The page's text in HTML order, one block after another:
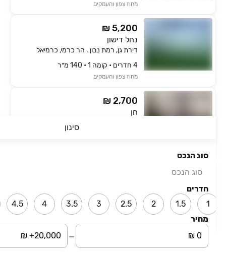
סינון
סוג הנכס
סוג הנכס
חדרים
1
1.5
2
2.5
3
3.5
4
4.5
מחיר
מחוז צפון והעמקים
₪ 5,200
נחל דישון
דירת גן, רמת נבון . הר כרמי, כרמיאל
4 חדרים • קומה ‎1‏ • 140 מ״ר
מחוז צפון והעמקים
₪ 2,700
חן
דירה, אשכול, כרמיאל
3 חדרים • קומה ‎3‏ • 70 מ״ר